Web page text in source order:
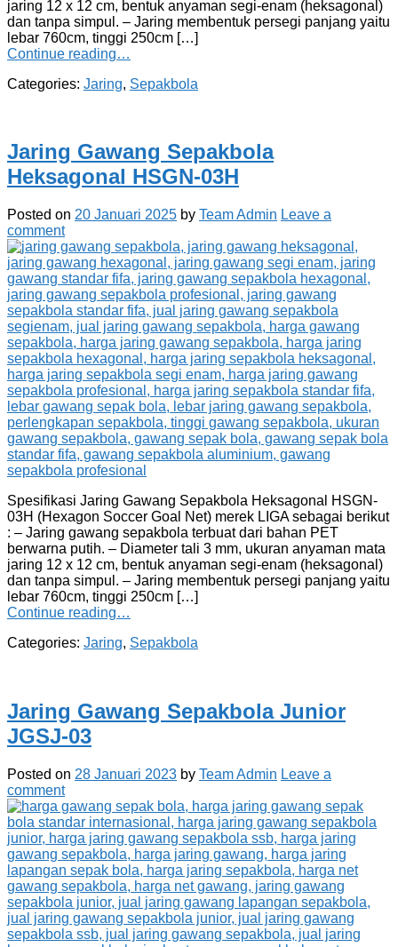
jaring 12 x 12 cm, bentuk anyaman segi-enam (heksagonal)
dan tanpa simpul. – Jaring membentuk persegi panjang yaitu
lebar 760cm, tinggi 250cm […]
Continue reading…
Categories: Jaring, Sepakbola
Jaring Gawang Sepakbola
Heksagonal HSGN-03H
Posted on 20 Januari 2025 by Team Admin Leave a
comment
Spesifikasi Jaring Gawang Sepakbola Heksagonal HSGN-
03H (Hexagon Soccer Goal Net) merek LIGA sebagai berikut
: – Jaring gawang sepakbola terbuat dari bahan PET
berwarna putih. – Diameter tali 3 mm, ukuran anyaman mata
jaring 12 x 12 cm, bentuk anyaman segi-enam (heksagonal)
dan tanpa simpul. – Jaring membentuk persegi panjang yaitu
lebar 760cm, tinggi 250cm […]
Continue reading…
Categories: Jaring, Sepakbola
Jaring Gawang Sepakbola Junior
JGSJ-03
Posted on 28 Januari 2023 by Team Admin Leave a
comment